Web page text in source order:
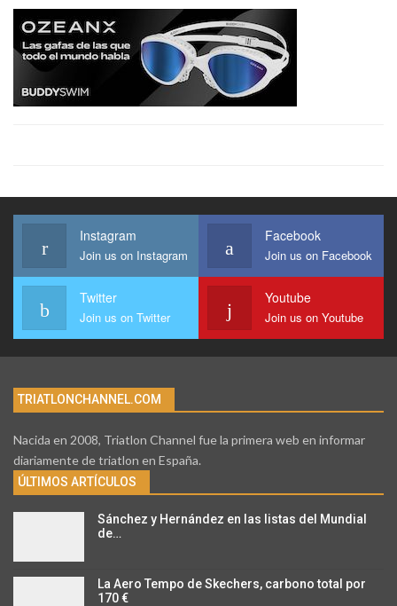
Instagram
Join us on Instagram
Facebook
Join us on Facebook
Twitter
Join us on Twitter
Youtube
Join us on Youtube
TRIATLONCHANNEL.COM
Nacida en 2008, Triatlon Channel fue la primera web en informar
diariamente de triatlon en España.
ÚLTIMOS ARTÍCULOS
Sánchez y Hernández en las listas del Mundial
de…
La Aero Tempo de Skechers, carbono total por
170 €